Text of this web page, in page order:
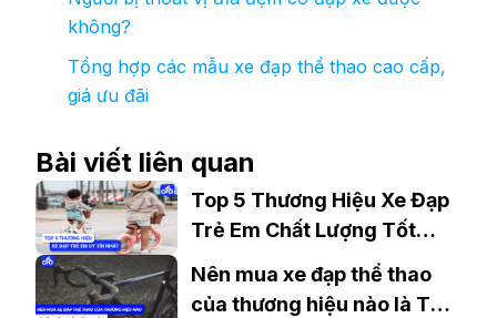
không?
Tổng hợp các mẫu xe đạp thể thao cao cấp,
giá ưu đãi
Bài viết liên quan
Top 5 Thương Hiệu Xe Đạp
Trẻ Em Chất Lượng Tốt
Nhất Thị Trường
Nên mua xe đạp thể thao
của thương hiệu nào là TỐT